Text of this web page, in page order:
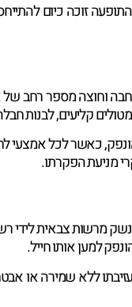
התופעה זוכה כיום
וחוצה מספר רחב של
קליעים, לבנות
כאשר לכל
מניעת הפקרתו.
צבאית לידי
למען אותו חייל.
ללא שמירה או